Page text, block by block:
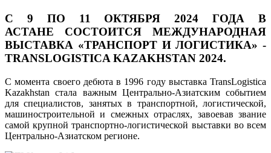
С 9 ПО 11 ОКТЯБРЯ 2024 ГОДА В
АСТАНЕ СОСТОИТСЯ МЕЖДУНАРОДНАЯ
ВЫСТАВКА «ТРАНСПОРТ И ЛОГИСТИКА» -
TRANSLOGISTICA KAZAKHSTAN 2024.
С момента своего дебюта в 1996 году выставка TransLogistica
Kazakhstan стала важным Центрально-Азиатским событием
для специалистов, занятых в транспортной, логистической,
машиностроительной и смежных отраслях, завоевав звание
самой крупной транспортно-логистической выставки во всем
Центрально-Азиатском регионе.